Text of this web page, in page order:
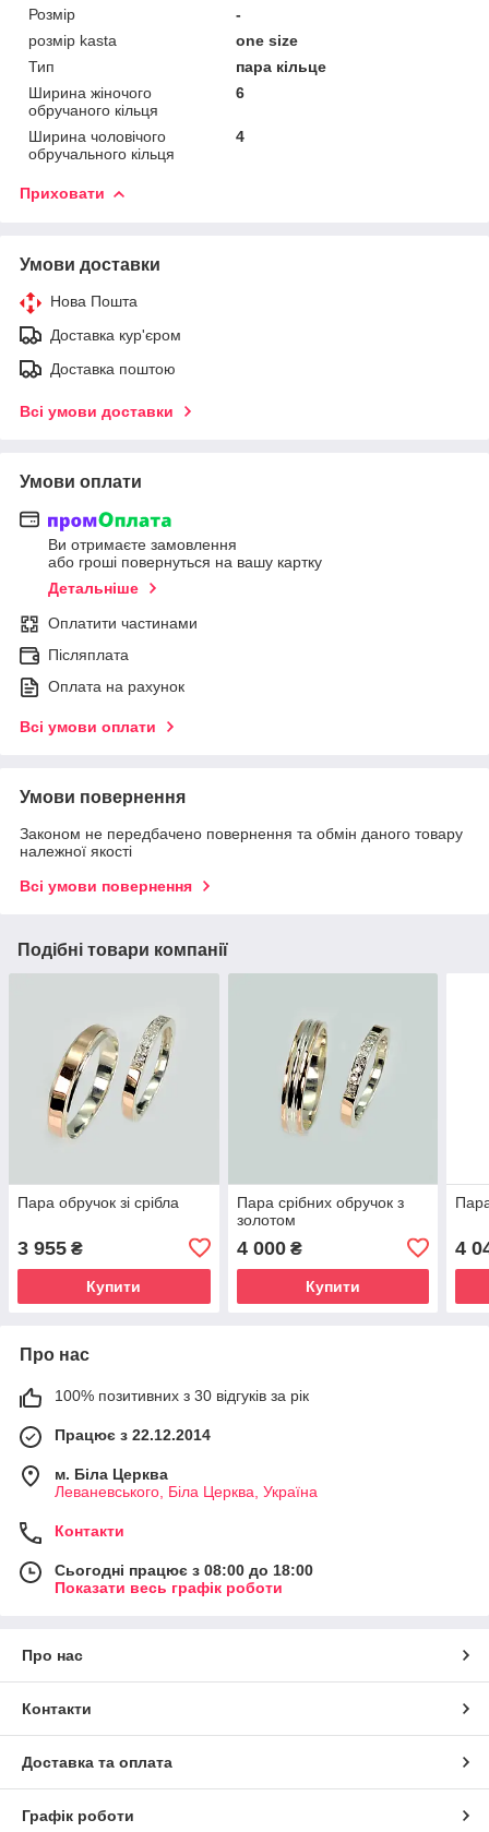
Розмір
-
розмір kasta
one size
Тип
пара кільце
Ширина жіночого
обручаного кільця
6
Ширина чоловічого
обручального кільця
4
Приховати
Умови доставки
Нова Пошта
Доставка кур'єром
Доставка поштою
Всі умови доставки
Умови оплати
Ви отримаєте замовлення
або гроші повернуться на вашу картку
Детальніше
Оплатити частинами
Післяплата
Оплата на рахунок
Всі умови оплати
Умови повернення
Законом не передбачено повернення та обмін даного товару
належної якості
Всі умови повернення
Подібні товари компанії
Пара обручок зі срібла
3 955 ₴
Купити
Пара срібних обручок з
золотом
4 000₴
Купити
4
Про нас
100% позитивних з 30 відгуків за рік
Працює з 22.12.2014
м. Біла Церква
Леваневського, Біла Церква, Україна
Контакти
Сьогодні працює з 08:00 до 18:00
Показати весь графік роботи
Про нас
Контакти
Доставка та оплата
Графік роботи